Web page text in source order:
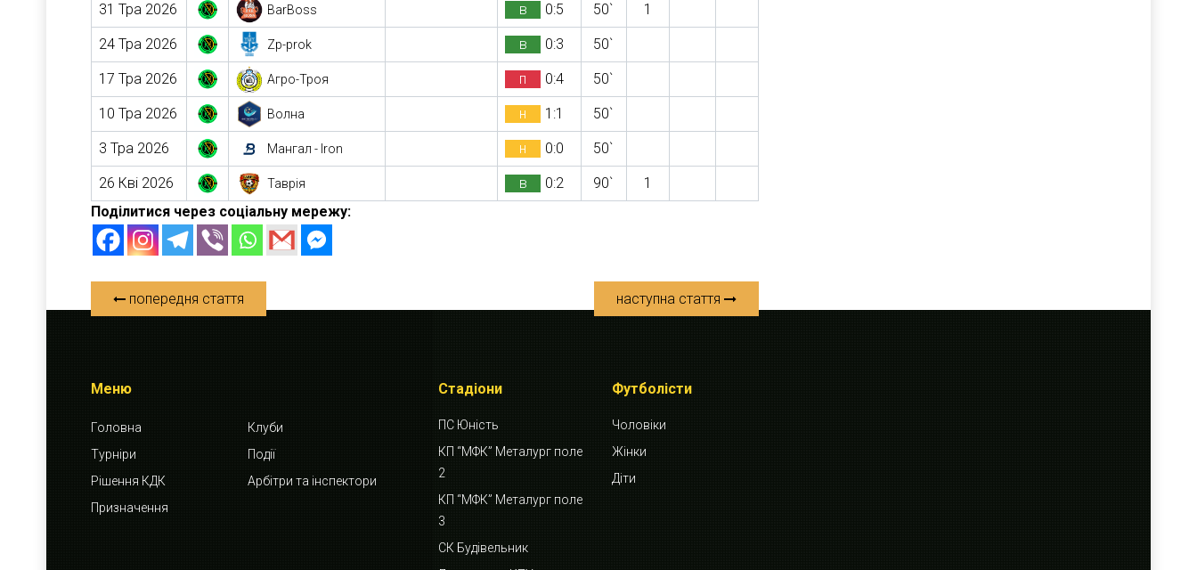
31 Тра 2026 BarBoss в 0:5 50` 1
24 Тра 2026 Zp-prok в 0:3 50`
17 Тра 2026 Агро-Троя п 0:4 50`
10 Тра 2026 Волна н 1:1 50`
3 Тра 2026 Мангал - Iron н 0:0 50`
26 Кві 2026 Таврія в 0:2 90`
1
Поділитися через соціальну мережу:
попередня стаття наступна стаття
Меню
Головна
Клуби
Турніри
Події
Рішення КДК
Арбітри та інспектори
Призначення
Стадіони
ПС Юність
КП “МФК” Металург поле
2
КП “МФК” Металург поле
3
СК Будівельник
Футболісти
Чоловіки
Жінки
Діти